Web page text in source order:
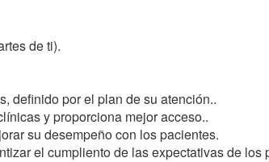
de ti).
definido por el plan de su atención..
y proporciona mejor acceso..
su desempeño con los pacientes.
el cumpliento de las expectativas de los